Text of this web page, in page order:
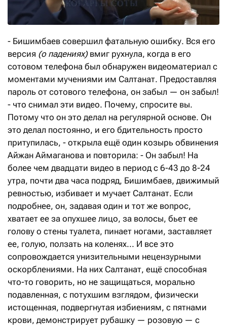
- Бишимбаев совершил фатальную ошибку. Вся его
версия (о падениях)вмиг рухнула, когда в его
сотовом телефона был обнаружен видеоматериал с
моментами мучениями им Салтанат. Предоставляя
пароль от сотового телефона, он забыл — он забыл!
- что снимал эти видео. Почему, спросите вы.
Потому что он это делал на регулярной основе. Он
это делал постоянно, и его бдительность просто
притупилась, - открыла ещё один козырь обвинения
Айжан Аймаганова и повторила: - Он забыл! На
более чем двадцати видео в период с 6-43 до 8-24
утра, почти два часа подряд, Бишимбаев, движимый
ревностью, избивает и мучает Салтанат. Если
подробнее, он, задавая один и тот же вопрос,
хватает ее за опухшее лицо, за волосы, бьет ее
голову о стены туалета, пинает ногами, заставляет
ее, голую, ползать на коленях... И все это
сопровождается унизительными нецензурными
оскорблениями. На них Салтанат, ещё способная
что-то говорить, но не защищаться, морально
подавленная, с потухшим взглядом, физически
истощенная, подвергнутая избиениям, с пятнами
крови, демонстрирует рубашку — розовую — с